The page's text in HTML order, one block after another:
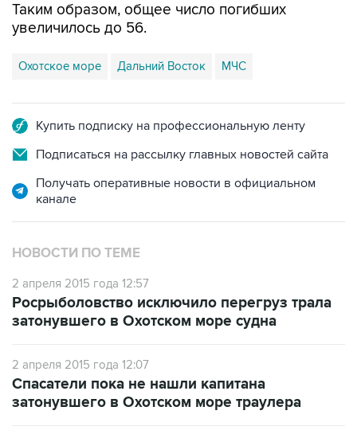
Таким образом, общее число погибших
увеличилось до 56.
Охотское море Дальний Восток МЧС
Купить подписку на профессиональную ленту
Подписаться на рассылку главных новостей сайта
Получать оперативные новости в официальном
канале
НОВОСТИ ПО ТЕМЕ
2 апреля 2015 года 12:57
Росрыболовство исключило перегруз трала
затонувшего в Охотском море судна
2 апреля 2015 года 12:07
Спасатели пока не нашли капитана
затонувшего в Охотском море траулера